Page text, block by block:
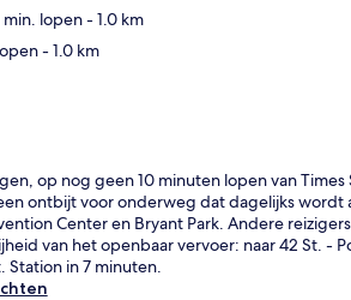
min. lopen- 1.0 km
- 1.0 km
op nog geen 10 minuten lopen van
ontbijt voor onderweg dat dagelijks wordt
Center en Bryant Park. Andere
van het openbaar vervoer: naar 42 St. -
Station in 7 minuten.